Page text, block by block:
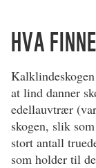
HVA
at lind danner
edellauvtrær
skogen, slik
stort antall
som holder til